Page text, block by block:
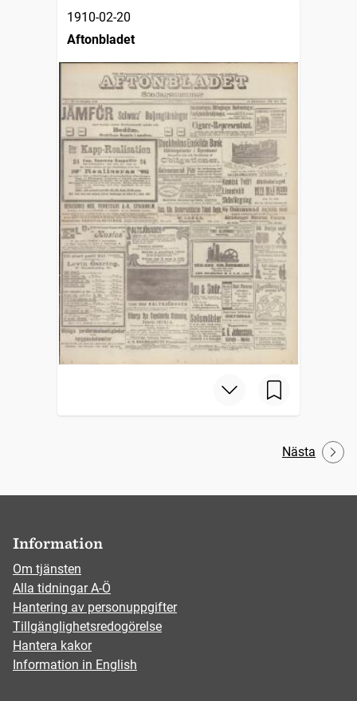
1910-02-20
Aftonbladet
Nästa
Information
Om tjänsten
Alla tidningar A-Ö
Hantering av personuppgifter
Tillgänglighetsredogörelse
Hantera kakor
Information in English